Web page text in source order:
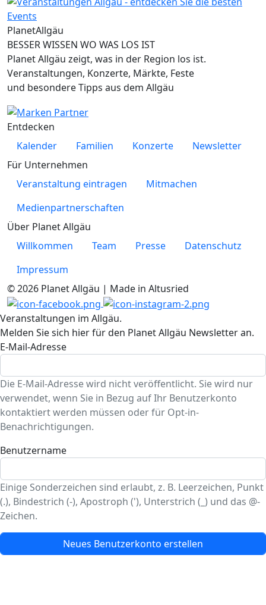
PlanetAllgäu
BESSER WISSEN WO WAS LOS IST
Planet Allgäu zeigt, was in der Region los ist.
Veranstaltungen, Konzerte, Märkte, Feste
und besondere Tipps aus dem Allgäu
Entdecken
Kalender
Familien Konzerte
Newsletter
Für Unternehmen
Veranstaltung eintragen
Mitmachen
Medienpartnerschaften
Über Planet Allgäu
Willkommen
Team Presse
Datenschutz
Impressum
© 2026 Planet Allgäu | Made in Altusried
Veranstaltungen im Allgäu.
Melden Sie sich hier für den Planet Allgäu Newsletter an.
E-Mail-Adresse
Die E-Mail-Adresse wird nicht veröffentlicht. Sie wird nur
verwendet, wenn Sie in Bezug auf Ihr Benutzerkonto
kontaktiert werden müssen oder für Opt-in-
Benachrichtigungen.
Benutzername
Einige Sonderzeichen sind erlaubt, z. B. Leerzeichen, Punkt
(.), Bindestrich (-), Apostroph ('), Unterstrich (_) und das @-
Zeichen.